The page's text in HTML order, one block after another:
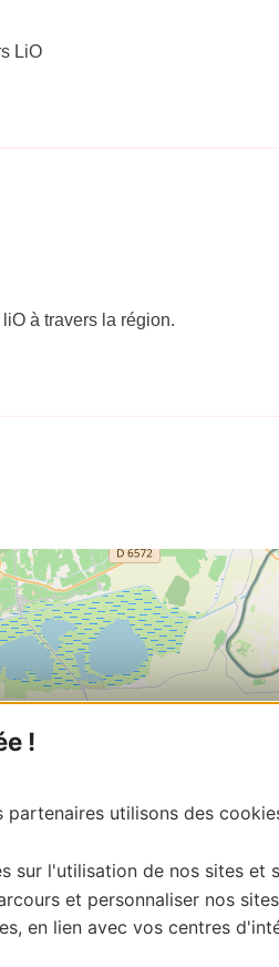
!
utilisons des
sur l'utilisation de nos sites et
et personnaliser nos
en lien avec vos centres
LiO
à travers la région.